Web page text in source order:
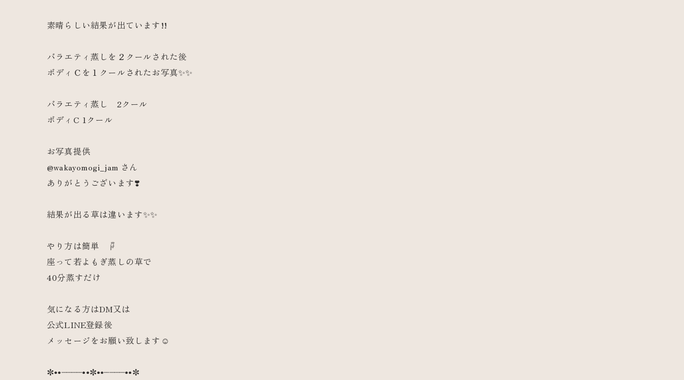
素晴らしい結果が出ています!!
バラエティ蒸しを２クールされた後
ボディＣを１クールされたお写真✨✨
バラエティ蒸し 2クール
ボディC 1クール
お写真提供
@wakayomogi_jam さん
ありがとうございます❣️
結果が出る草は違います✨✨
やり方は簡単 ☟
座って若よもぎ蒸しの草で
40分蒸すだけ
気になる方はDM又は
公式LINE登録後
メッセージをお願い致します☺️
✼••┈┈┈┈••✼••┈┈┈┈••✼